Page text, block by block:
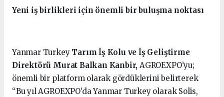
Yeni iş birlikleri için önemli bir buluşma noktası
Yanmar Turkey Tarım İş Kolu ve İş Geliştirme
Direktörü Murat Balkan Kanbir, AGROEXPO’yu;
önemli bir platform olarak gördüklerini belirterek
“Bu yıl AGROEXPO’da Yanmar Turkey olarak Solis,